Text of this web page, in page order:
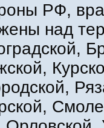
РФ,
над